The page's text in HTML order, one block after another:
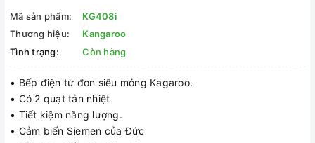
Mã sản phẩm:
KG408i
Thương hiệu:
Kangaroo
Tình trạng:
Còn hàng
• Bếp điện từ đơn siêu mỏng Kagaroo.
• Có 2 quạt tản nhiệt
• Tiết kiệm năng lượng.
• Cảm biến Siemen của Đức